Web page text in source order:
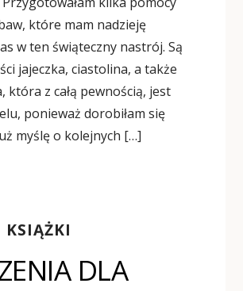
które mam nadzieję
w ten świąteczny nastrój. Są
jajeczka, ciastolina, a także
która z całą pewnością, jest
ponieważ dorobiłam się
myślę o kolejnych […]
KSIĄŻKI
DLA